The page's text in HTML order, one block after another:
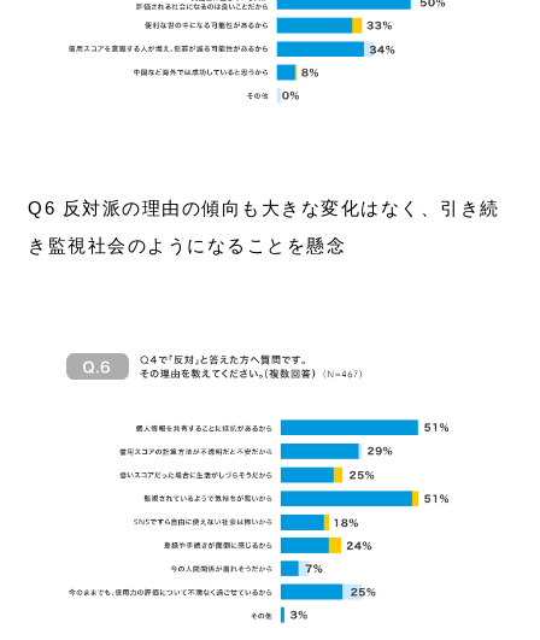
Q6 反対派の理由の傾向も大きな変化はなく、引き続
き監視社会のようになることを懸念